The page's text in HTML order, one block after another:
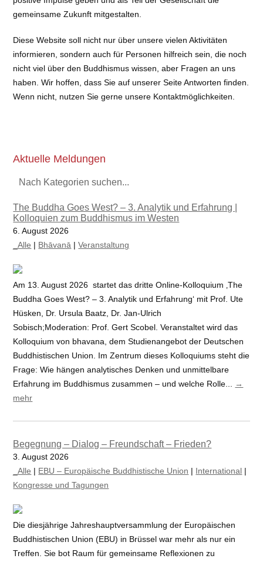
gemeinsame Zukunft mitgestalten.
Diese Website soll nicht nur über unsere vielen Aktivitäten
informieren, sondern auch für Personen hilfreich sein, die noch
nicht viel über den Buddhismus wissen, aber Fragen an uns
haben. Wir hoffen, dass Sie auf unserer Seite Antworten finden.
Wenn nicht, nutzen Sie gerne unsere Kontaktmöglichkeiten.
Aktuelle Meldungen
Nach Kategorien suchen...
The Buddha Goes West? – 3. Analytik und Erfahrung |
Kolloquien zum Buddhismus im Westen
6. August 2026
_Alle | Bhāvanā |Veranstaltung
Am 13. August 2026 startet das dritte Online-Kolloquium ‚The
Buddha Goes West? – 3. Analytik und Erfahrung‘ mit Prof. Ute
Hüsken, Dr. Ursula Baatz, Dr. Jan-Ulrich
Sobisch;Moderation: Prof. Gert Scobel. Veranstaltet wird das
Kolloquium von bhavana, dem Studienangebot der Deutschen
Buddhistischen Union. Im Zentrum dieses Kolloquiums steht die
Frage: Wie hängen analytisches Denken und unmittelbare
Erfahrung im Buddhismus zusammen – und welche Rolle...
→
mehr
Begegnung – Dialog – Freundschaft – Frieden?
3. August 2026
_Alle | EBU – Europäische Buddhistische Union | International |
Kongresse und Tagungen
Die diesjährige Jahreshauptversammlung der Europäischen
Buddhistischen Union (EBU) in Brüssel war mehr als nur ein
Treffen. Sie bot Raum für gemeinsame Reflexionen zu